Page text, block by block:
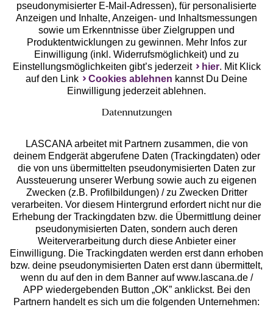
Unsere Apps
Services
Beratung
Über uns
Rechtliches
pseudonymisierter E-Mail-Adressen), für personalisierte
Anzeigen und Inhalte, Anzeigen- und Inhaltsmessungen
sowie um Erkenntnisse über Zielgruppen und
Produktentwicklungen zu gewinnen. Mehr Infos zur
Einwilligung (inkl. Widerrufsmöglichkeit) und zu
Einstellungsmöglichkeiten gibt’s jederzeit
hier. Mit Klick
auf den Link
Cookies ablehnen kannst Du Deine
Einwilligung jederzeit ablehnen.
Datennutzungen
LASCANA arbeitet mit Partnern zusammen, die von
deinem Endgerät abgerufene Daten (Trackingdaten) oder
die von uns übermittelten pseudonymisierten Daten zur
Aussteuerung unserer Werbung sowie auch zu eigenen
Zwecken (z.B. Profilbildungen) / zu Zwecken Dritter
verarbeiten. Vor diesem Hintergrund erfordert nicht nur die
Erhebung der Trackingdaten bzw. die Übermittlung deiner
pseudonymisierten Daten, sondern auch deren
Weiterverarbeitung durch diese Anbieter einer
Einwilligung. Die Trackingdaten werden erst dann erhoben
bzw. deine pseudonymisierten Daten erst dann übermittelt,
wenn du auf den in dem Banner auf www.lascana.de /
APP wiedergebenden Button „OK” anklickst. Bei den
Partnern handelt es sich um die folgenden Unternehmen: